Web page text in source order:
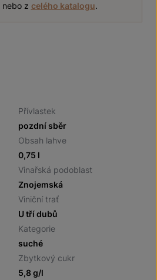
nebo z celého katalogu.
Přívlastek
pozdní sběr
Obsah lahve
0,75 l
Vinařská podoblast
Znojemská
Viniční trať
U tří dubů
Kategorie
suché
Zbytkový cukr
5,8 g/l